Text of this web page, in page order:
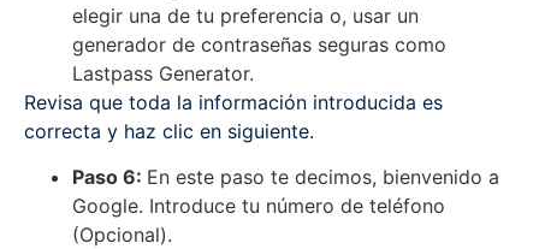
elegir una de tu preferencia o, usar un
generador de contraseñas seguras como
Lastpass Generator.
Revisa que toda la información introducida es
correcta y haz clic en siguiente.
Paso 6: En este paso te decimos, bienvenido a
Google. Introduce tu número de teléfono
(Opcional).